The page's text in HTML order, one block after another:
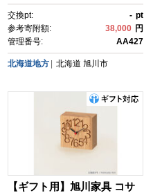
種 置時計 壁掛け時計 リビン
グ ダイニング ベッドルー
ム 贈り物 プレゼント 記念
り 北欧 おしゃれ 天然木 無
交換pt: - pt
参考寄附額:
38,000 円
管理番号:
AA427
北海道地方 北海道 旭川市
【ギフト用】旭川家具 コサ